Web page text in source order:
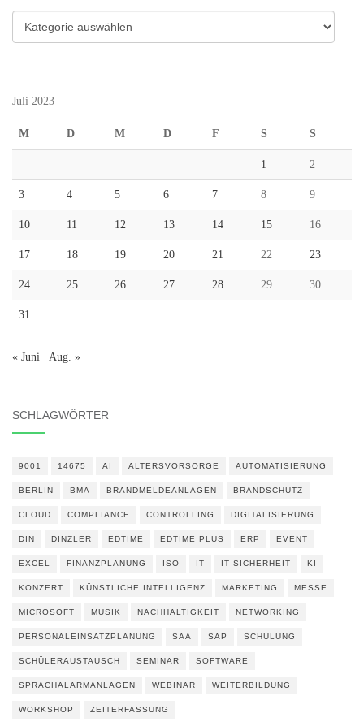
Kategorien
Juli 2023
M D M D F S S
1 2
3 4 5 6 7 8 9
10 11 12 13 14 15 16
17 18 19 20 21 22 23
24 25 26 27 28 29 30
31
« Juni Aug. »
SCHLAGWÖRTER
9001 14675 AI ALTERSVORSORGE AUTOMATISIERUNG
BERLIN BMA BRANDMELDEANLAGEN BRANDSCHUTZ
CLOUD COMPLIANCE CONTROLLING DIGITALISIERUNG
DIN DINZLER EDTIME EDTIME PLUS ERP EVENT
EXCEL FINANZPLANUNG ISO IT IT SICHERHEIT KI
KONZERT KÜNSTLICHE INTELLIGENZ MARKETING MESSE
MICROSOFT MUSIK NACHHALTIGKEIT NETWORKING
PERSONALEINSATZPLANUNG SAA SAP SCHULUNG
SCHÜLERAUSTAUSCH SEMINAR SOFTWARE
SPRACHALARMANLAGEN WEBINAR WEITERBILDUNG
WORKSHOP ZEITERFASSUNG